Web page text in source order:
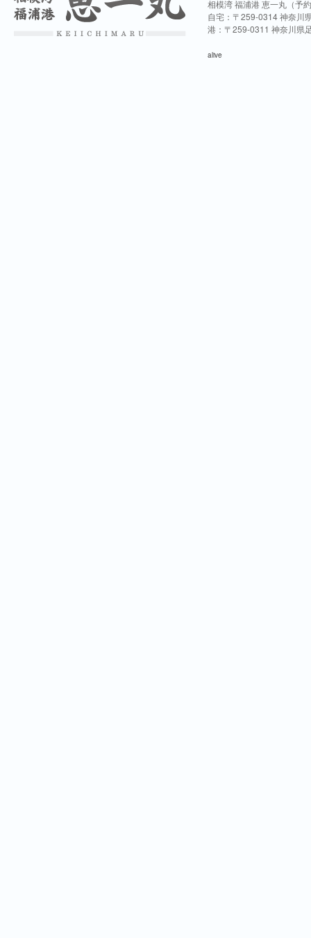
相模湾 福浦港 恵一丸（予
自宅：〒259-0314 神奈川
港：〒259-0311 神奈川県
alive